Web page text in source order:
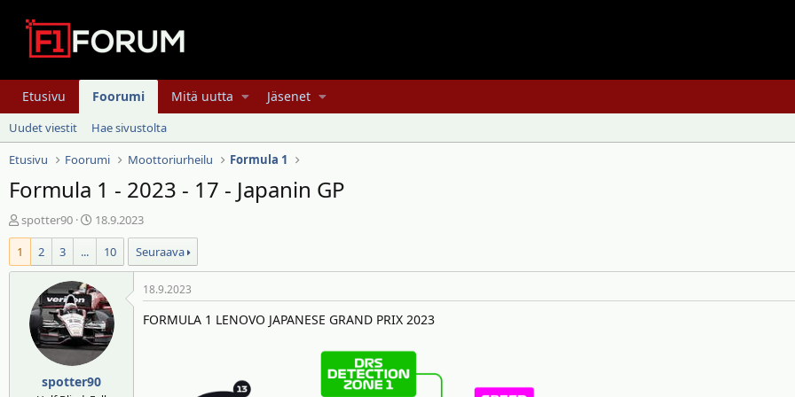
Etusivu Foorumi Mitä uutta Jäsenet
Uudet viestit
Hae sivustolta
Etusivu
Foorumi Moottoriurheilu Formula 1
Formula 1 - 2023 - 17 - Japanin GP
V
i
e
s
spotter90
A
l
i
t
u
s
p
ä
i
18.9.2023
1
2 3 ... 10 Seuraava
spotter90
18.9.2023
FORMULA 1 LENOVO JAPANESE GRAND PRIX 2023